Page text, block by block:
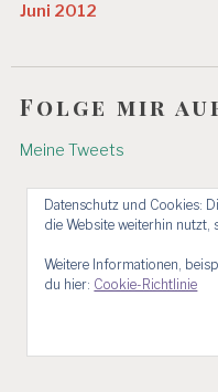
Juni 2012
Folge mir
Meine Tweets
Datenschutz und Cookies:
die Website weiterhin nutzt,
Weitere Informationen,
du hier: Cookie-Richtlinie